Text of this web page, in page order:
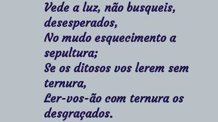
Vede a luz, não busqueis,
desesperados,
No mudo esquecimento a
sepultura;
Se os ditosos vos lerem sem
ternura,
Ler-vos-ão com ternura os
desgraçados.